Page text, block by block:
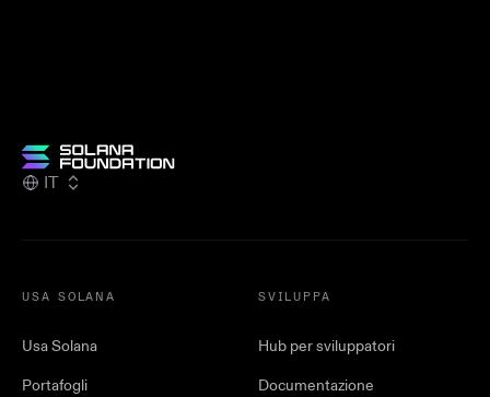
IT
USA SOLANA
Usa Solana
Portafogli
SVILUPPA
Hub per sviluppatori
Documentazione